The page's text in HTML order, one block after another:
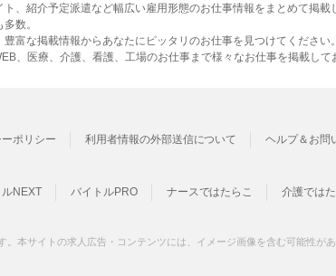
、紹介予定派遣など幅広い雇用形態のお仕事情報をまとめて掲載
数。
富な掲載情報からあなたにピッタリのお仕事を見つけてください。
、医療、介護、看護、工場のお仕事まで様々なお仕事を掲載して
ポリシー 利用者情報の外部送信について ヘルプ＆お問
NEXT バイトルPRO ナースではたらこ 介護では
本サイトの求人広告・コンテンツには、イメージ画像を含む可能性が